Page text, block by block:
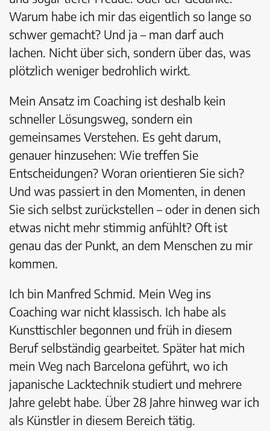
Warum habe ich mir das eigentlich so lange so
schwer gemacht? Und ja – man darf auch
lachen. Nicht über sich, sondern über das, was
plötzlich weniger bedrohlich wirkt.
Mein Ansatz im Coaching ist deshalb kein
schneller Lösungsweg, sondern ein
gemeinsames Verstehen. Es geht darum,
genauer hinzusehen: Wie treffen Sie
Entscheidungen? Woran orientieren Sie sich?
Und was passiert in den Momenten, in denen
Sie sich selbst zurückstellen – oder in denen sich
etwas nicht mehr stimmig anfühlt? Oft ist
genau das der Punkt, an dem Menschen zu mir
kommen.
Ich bin Manfred Schmid. Mein Weg ins
Coaching war nicht klassisch. Ich habe als
Kunsttischler begonnen und früh in diesem
Beruf selbständig gearbeitet. Später hat mich
mein Weg nach Barcelona geführt, wo ich
japanische Lacktechnik studiert und mehrere
Jahre gelebt habe. Über 28 Jahre hinweg war ich
als Künstler in diesem Bereich tätig.